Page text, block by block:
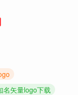
名矢量logo下载